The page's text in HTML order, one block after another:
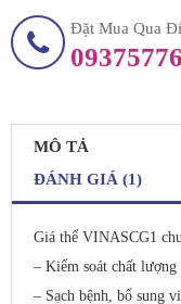
Đặt Mua Qua
MÔ TẢ
ĐÁNH GIÁ (1)
Giá thể VINASCG1
– Kiểm soát chất lượng
– Sạch bệnh, bổ sung